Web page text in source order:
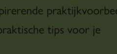
trekken. Achter elke
Zo bleken posts
veel grotere waarde te
tips voor je